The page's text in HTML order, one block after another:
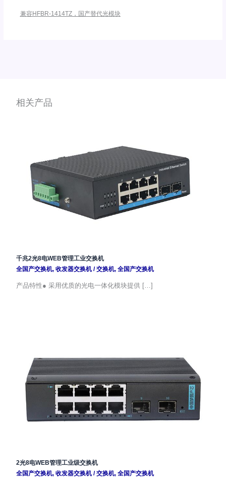
兼容HFBR-1414TZ，国产替代光模块
相关产品
千兆2光8电WEB管理工业交换机
全国产交换机, 收发器交换机/交换机, 全国产交换机
产品特性● 采用优质的光电一体化模块提供 […]
2光8电WEB管理工业级交换机
全国产交换机, 收发器交换机/交换机, 全国产交换机